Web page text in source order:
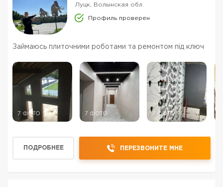
Луцк, Волынская обл.
Профиль проверен
Займаюсь плиточними роботами та ремонтом під ключ
7 ФОТО 7 ФОТО 7 ФОТО
ПОДРОБНЕЕ ПЕРЕЗВОНИТЕ МНЕ